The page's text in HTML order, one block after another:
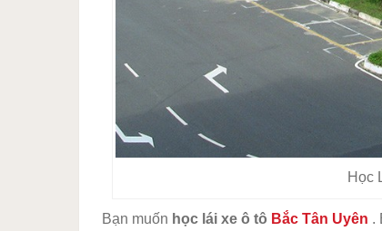
Học
Bạn muốn học lái xe ô tô Bắc Tân Uyên .